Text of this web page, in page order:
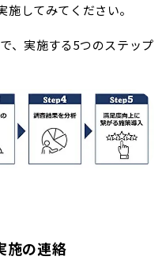
してみてください。
、実施する5つのステップ
施の連絡